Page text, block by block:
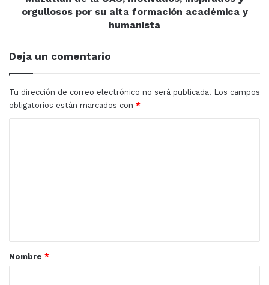
Protección Ciudadana desplegaron un operativo de
, sin resultados positivos hasta el momento.
inspirados
su
alta
académica
y
orgullosos por su alta formación académica y
humanista
Deja un comentario
Tu dirección de correo electrónico no será publicada. Los campos
obligatorios están marcados con *
rNombre *